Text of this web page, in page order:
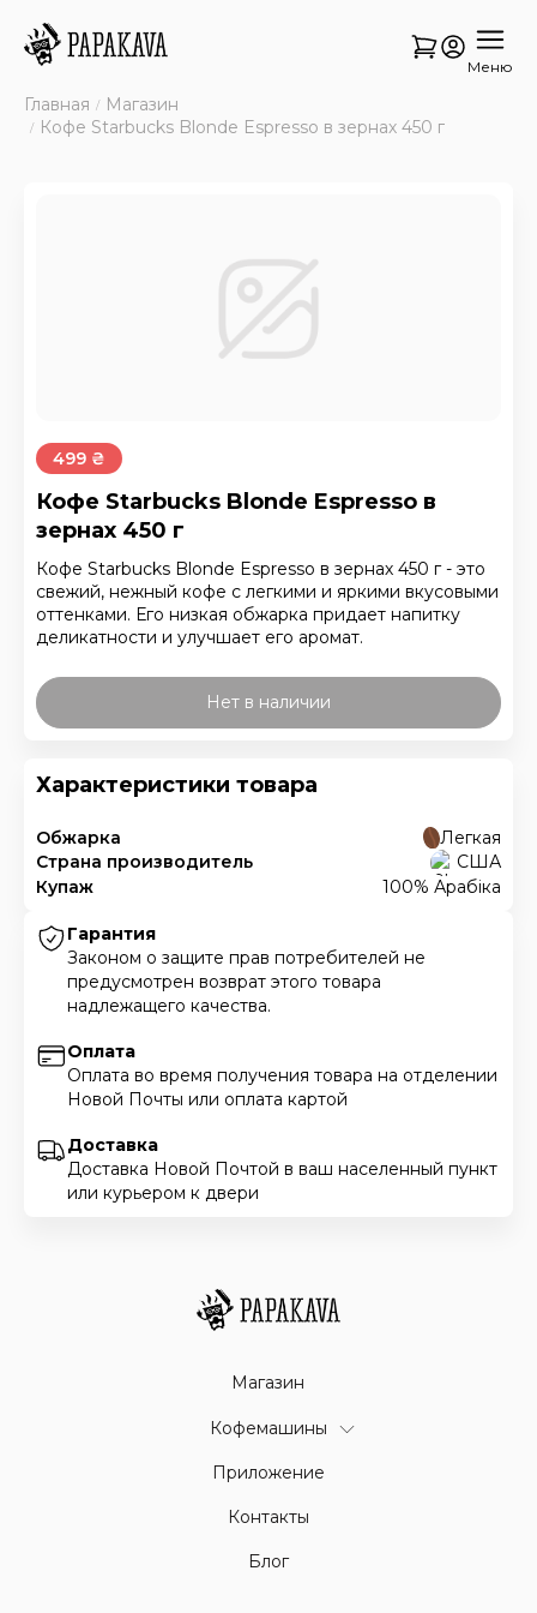
Меню
Главная
Магазин
Кофе Starbucks Blonde Espresso в зернах 450 г
499 ₴
Кофе Starbucks Blonde Espresso в
зернах 450 г
Кофе Starbucks Blonde Espresso в зернах 450 г - это
свежий, нежный кофе с легкими и яркими вкусовыми
оттенками. Его низкая обжарка придает напитку
деликатности и улучшает его аромат.
Нет в наличии
Характеристики товара
Обжарка
Легкая
Страна производитель
США
Купаж
100% Арабіка
Гарантия
Законом о защите прав потребителей не
предусмотрен возврат этого товара
надлежащего качества.
Оплата
Оплата во время получения товара на отделении
Новой Почты или оплата картой
Доставка
Доставка Новой Почтой в ваш населенный пункт
или курьером к двери
Магазин
Кофемашины
Приложение
Контакты
Блог